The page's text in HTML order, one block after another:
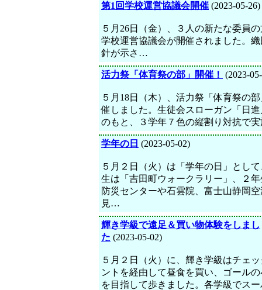
第1回学校運営協議会開催 (2023-05-26)
５月26日（金）、３人の新たな委員
学校運営協議会が開催されました。
針が示さ…
活力祭「体育祭の部」開催！ (2023-
５月18日（木）、活力祭「体育祭の
催しました。生徒会スローガン「日
のもと、３学年７色の縦割り対抗で
学年の日 (2023-05-02)
５月２日（火）は「学年の日」とし
生は「吉田町ウォークラリー」、２
防災センターや石雲院、富士山静岡
見…
輝き学級で遠足＆買い物体験をしまし
た (2023-05-02)
５月２日（火）に、輝き学級はチェ
ントを経由して昼食を買い、ゴール
を目指して歩きました。各学級でス